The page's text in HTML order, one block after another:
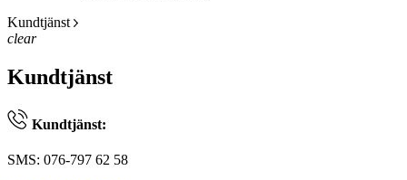
Kundtjänst
clear
Kundtjänst
Kundtjänst:
SMS: 076-797 62 58